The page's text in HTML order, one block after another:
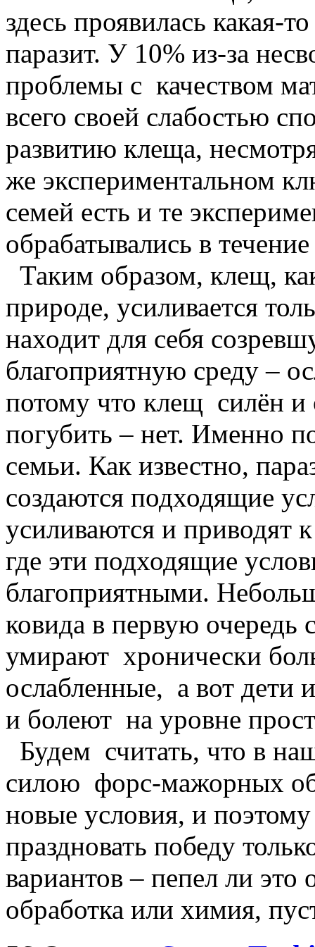
здесь проявилась какая-
паразит. У 10% из-за
проблемы с качеством
всего своей слабостью
развитию клеща,
же экспериментальном
семей есть и те
обрабатывались в
Таким образом, клещ,
природе, усиливается
находит для себя
благоприятную среду –
потому что клещ силён
погубить – нет. Именно
семьи. Как известно,
создаются подходящие
усиливаются и приводят
где эти подходящие
благоприятными.
ковида в первую очередь
умирают хронически
ослабленные, а вот дети
и болеют на уровне
Будем считать, что в
силою форс-мажорных
новые условия, и
праздновать победу
вариантов – пепел ли это
обработка или химия,